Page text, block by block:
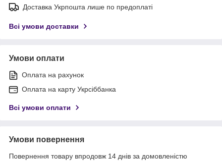
Доставка Укрпошта лише по предоплаті
Всі умови доставки
Умови оплати
Оплата на рахунок
Оплата на карту Укрсіббанка
Всі умови оплати
Умови повернення
Повернення товару впродовж 14 днів за домовленістю